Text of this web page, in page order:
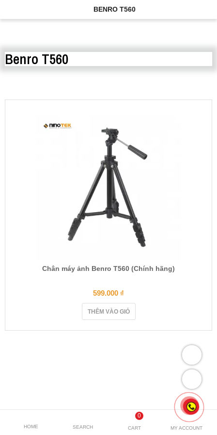
BENRO T560
Benro T560
Chân máy ảnh Benro T560 (Chính hãng)
599.000 ₫
THÊM VÀO GIỎ
HOME SEARCH
0
CART MY ACCOUNT